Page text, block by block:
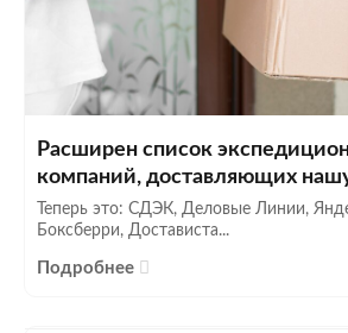
Расширен список
компаний, доставляющих
Теперь это: СДЭК, Деловые Линии,
Боксберри, Достависта...
Подробнее